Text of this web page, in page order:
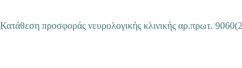
Κατάθεση προσφοράς νευρολογικής κλινικής αρ.πρωτ.